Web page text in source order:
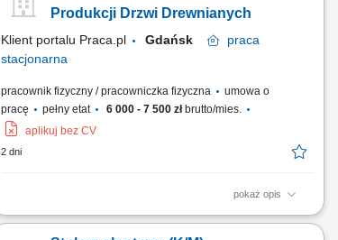
Produkcji Drzwi Drewnianych
Klient portalu Praca.pl Gdańsk
praca
stacjonarna
pracownik fizyczny / pracowniczka fizyczna
umowa o
pracę
pełny etat 6 000 - 7 500 złbrutto/mies.
aplikuj bez CV
2 dni
pokaż opis
Produkcja elementów drewnianych wykorzystywanych do